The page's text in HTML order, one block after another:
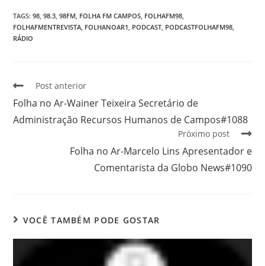
TAGS:98 98.3 98FM FOLHA FM CAMPOS FOLHAFM98
FOLHAFMENTREVISTA FOLHANOAR1 PODCAST PODCASTFOLHAFM98
RÁDIO
Post anterior
Folha no Ar-Wainer Teixeira Secretário de
Administração Recursos Humanos de Campos#1088
Próximo post
Folha no Ar-Marcelo Lins Apresentador e
Comentarista da Globo News#1090
VOCÊ TAMBÉM PODE GOSTAR